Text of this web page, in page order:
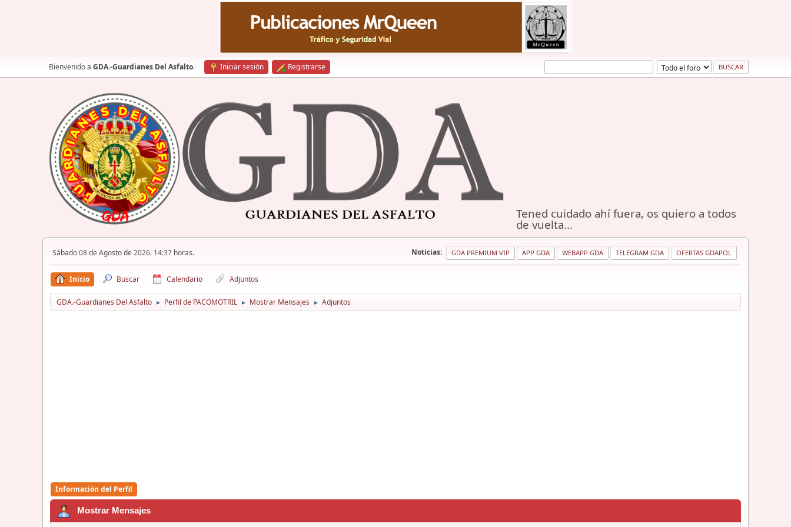
Bienvenido a GDA.-Guardianes Del Asfalto. Iniciar sesión Registrarse
Tened cuidado ahí fuera, os quiero a todos
de vuelta...
Sábado 08 de Agosto de 2026. 14:37 horas. Noticias: GDA PREMIUM VIP APP GDA WEBAPP GDA TELEGRAM GDA OFERTAS GDAPOL
Inicio Buscar Calendario Adjuntos
GDA.-Guardianes Del Asfalto ► Perfil de PACOMOTRIL ► Mostrar Mensajes ► Adjuntos
Información del Perfil
Mostrar Mensajes